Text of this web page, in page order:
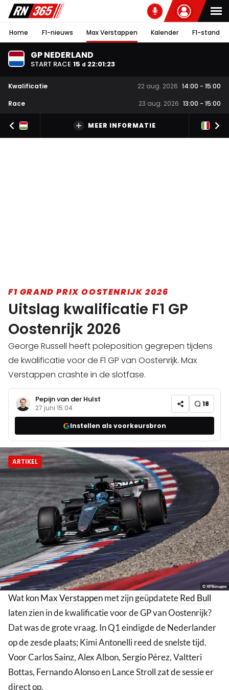
Home F1-nieuws Max Verstappen Kalender F1-stand
GP NEDERLAND
START RACE 15 d 22:01:22
Kwalificatie 22 aug. 2026 14:00 - 15:00
Race
23 aug. 2026 13:00 - 15:00
MEER INFORMATIE
F1 GRAND PRIX OOSTENRIJK 2026
Uitslag kwalificatie F1 GP
Oostenrijk 2026
George Russell heeft poleposition gegrepen tijdens
de kwalificatie voor de F1 GP van Oostenrijk. Max
Verstappen crashte in de slotfase.
Pepijn van der Hulst
27 juni 15:04 18
Instellen als voorkeursbron
ARTIKEL
© XPBimages
Wat konMax Verstappenmet zijn geüpdateteRed Bull
laten zien in de kwalificatie voor de GP van Oostenrijk?
Dat was de grote vraag. In Q1 eindigde de Nederlander
op de zesde plaats; Kimi Antonelli reed de snelste tijd.
Voor Carlos Sainz, Alex Albon, Sergio Pérez, Valtteri
Bottas, Fernando Alonso en Lance Stroll zat de sessie er
direct op.